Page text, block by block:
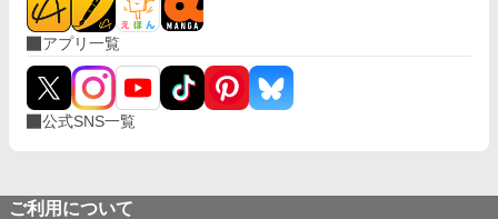
アプリ一覧
公式SNS一覧
ご利用について